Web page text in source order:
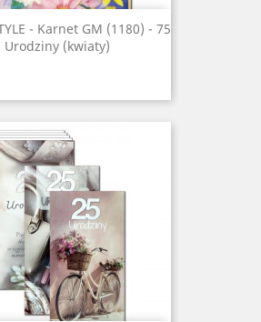
- Karnet GM (1180) - 75
Urodziny (kwiaty)